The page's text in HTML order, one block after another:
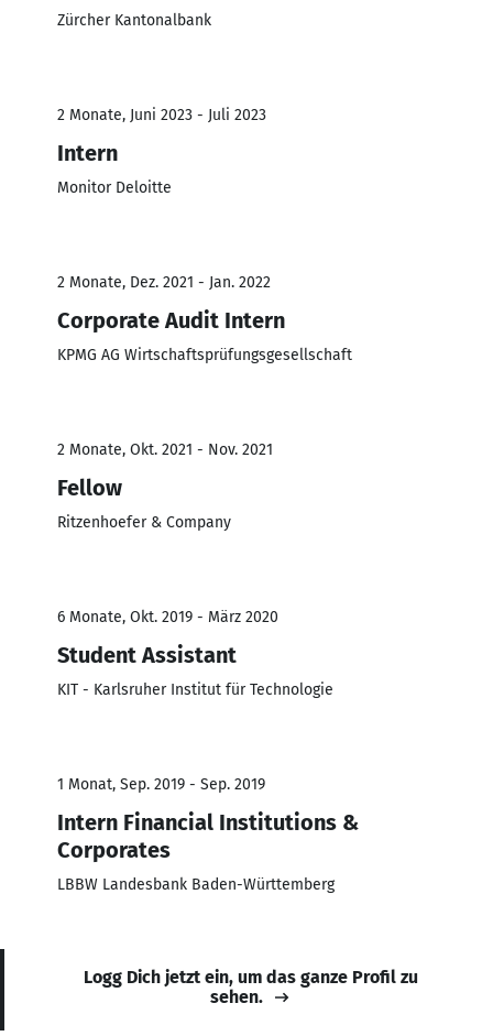
Zürcher Kantonalbank
2 Monate, Juni 2023 - Juli 2023
Intern
Monitor Deloitte
2 Monate, Dez. 2021 - Jan. 2022
Corporate Audit Intern
KPMG AG Wirtschaftsprüfungsgesellschaft
2 Monate, Okt. 2021 - Nov. 2021
Fellow
Ritzenhoefer & Company
6 Monate, Okt. 2019 - März 2020
Student Assistant
KIT - Karlsruher Institut für Technologie
1 Monat, Sep. 2019 - Sep. 2019
Intern Financial Institutions &
Corporates
LBBW Landesbank Baden-Württemberg
Logg Dich jetzt ein, um das ganze Profil zu
sehen.